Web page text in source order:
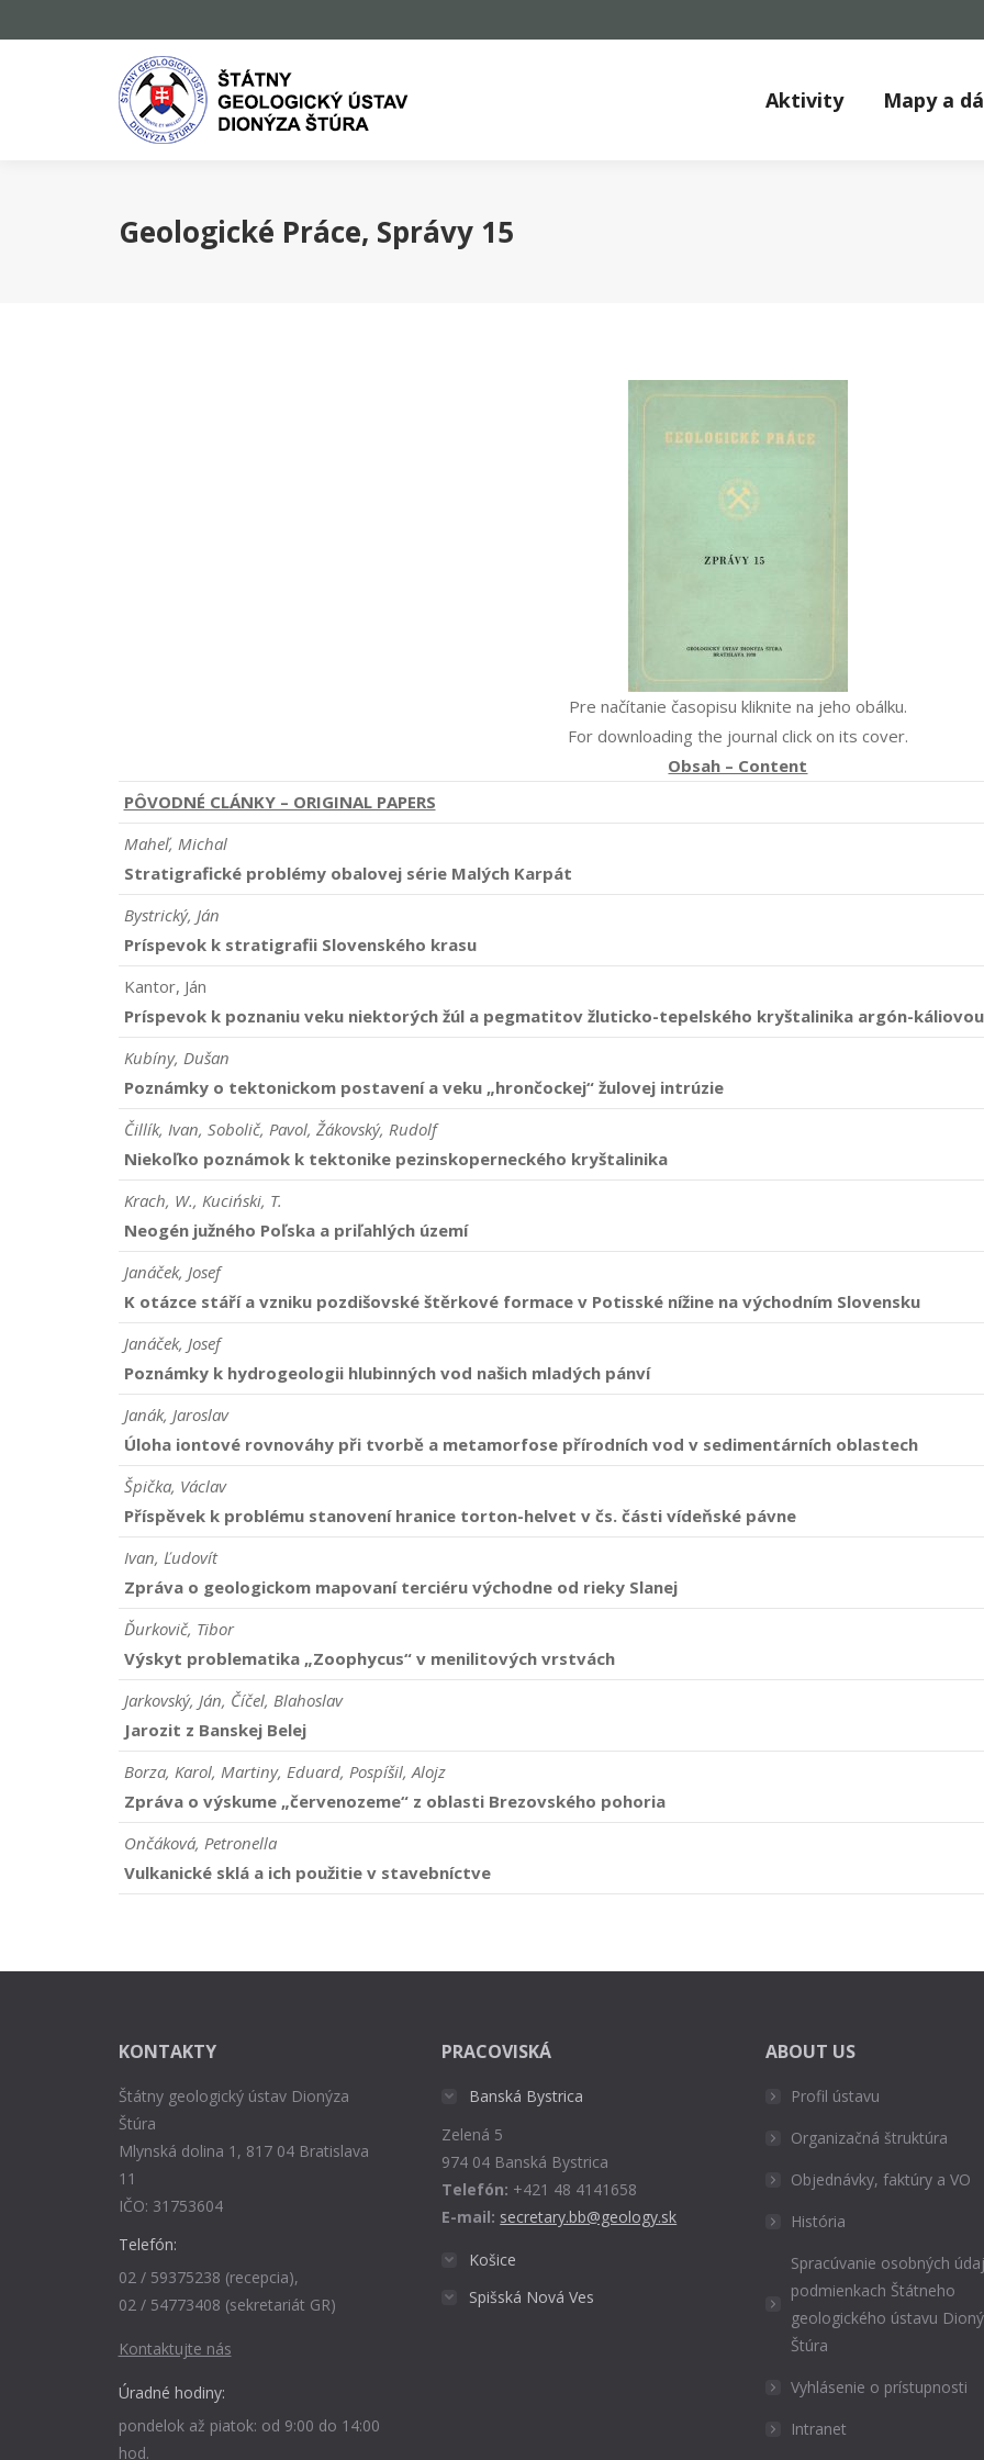
Aktivity Mapy a
Geologické Práce, Správy 15
Pre načítanie časopisu kliknite na jeho obálku.
For downloading the journal click on its cover.
Obsah – Content
PÔVODNÉ CLÁNKY – ORIGINAL PAPERS
Maheľ, Michal
Stratigrafické problémy obalovej série Malých Karpát
Bystrický, Ján
Príspevok k stratigrafii Slovenského krasu
Kantor, Ján
Príspevok k poznaniu veku niektorých žúl a pegmatitov žluticko-tepelského kryštalinika argón-
Kubíny, Dušan
Poznámky o tektonickom postavení a veku „hrončockej“ žulovej intrúzie
Čillík, Ivan, Sobolič, Pavol, Žákovský, Rudolf
Niekoľko poznámok k tektonike pezinskoperneckého kryštalinika
Krach, W., Kuciński, T.
Neogén južného Poľska a priľahlých území
Janáček, Josef
K otázce stáří a vzniku pozdišovské štěrkové formace v Potisské nížine na východním Slovensku
Janáček, Josef
Poznámky k hydrogeologii hlubinných vod našich mladých pánví
Janák, Jaroslav
Úloha iontové rovnováhy při tvorbě a metamorfose přírodních vod v sedimentárních oblastech
Špička, Václav
Příspěvek k problému stanovení hranice torton-helvet v čs. části vídeňské pávne
Ivan, Ľudovít
Zpráva o geologickom mapovaní terciéru východne od rieky Slanej
Ďurkovič, Tibor
Výskyt problematika „Zoophycus“ v menilitových vrstvách
Jarkovský, Ján, Číčel, Blahoslav
Jarozit z Banskej Belej
Borza, Karol, Martiny, Eduard, Pospíšil, Alojz
Zpráva o výskume „červenozeme“ z oblasti Brezovského pohoria
Ončáková, Petronella
Vulkanické sklá a ich použitie v stavebníctve
KONTAKTY
Štátny geologický ústav Dionýza
Štúra
Mlynská dolina 1, 817 04 Bratislava
11
IČO: 31753604
Telefón:
02 / 59375238 (recepcia),
02 / 54773408 (sekretariát GR)
Kontaktujte nás
Úradné hodiny:
pondelok až piatok: od 9:00 do 14:00
hod.
PRACOVISKÁ
Banská Bystrica
Zelená 5
974 04 Banská Bystrica
Telefón: +421 48 4141658
E-mail: secretary.bb@geology.sk
Košice
Spišská Nová Ves
ABOUT US
Profil ústavu
Organizačná štruktúra
Objednávky, faktúry a VO
História
Spracúvanie osobných
podmienkach Štátneho
geologického ústavu
Štúra
Vyhlásenie o prístupnosti
Intranet